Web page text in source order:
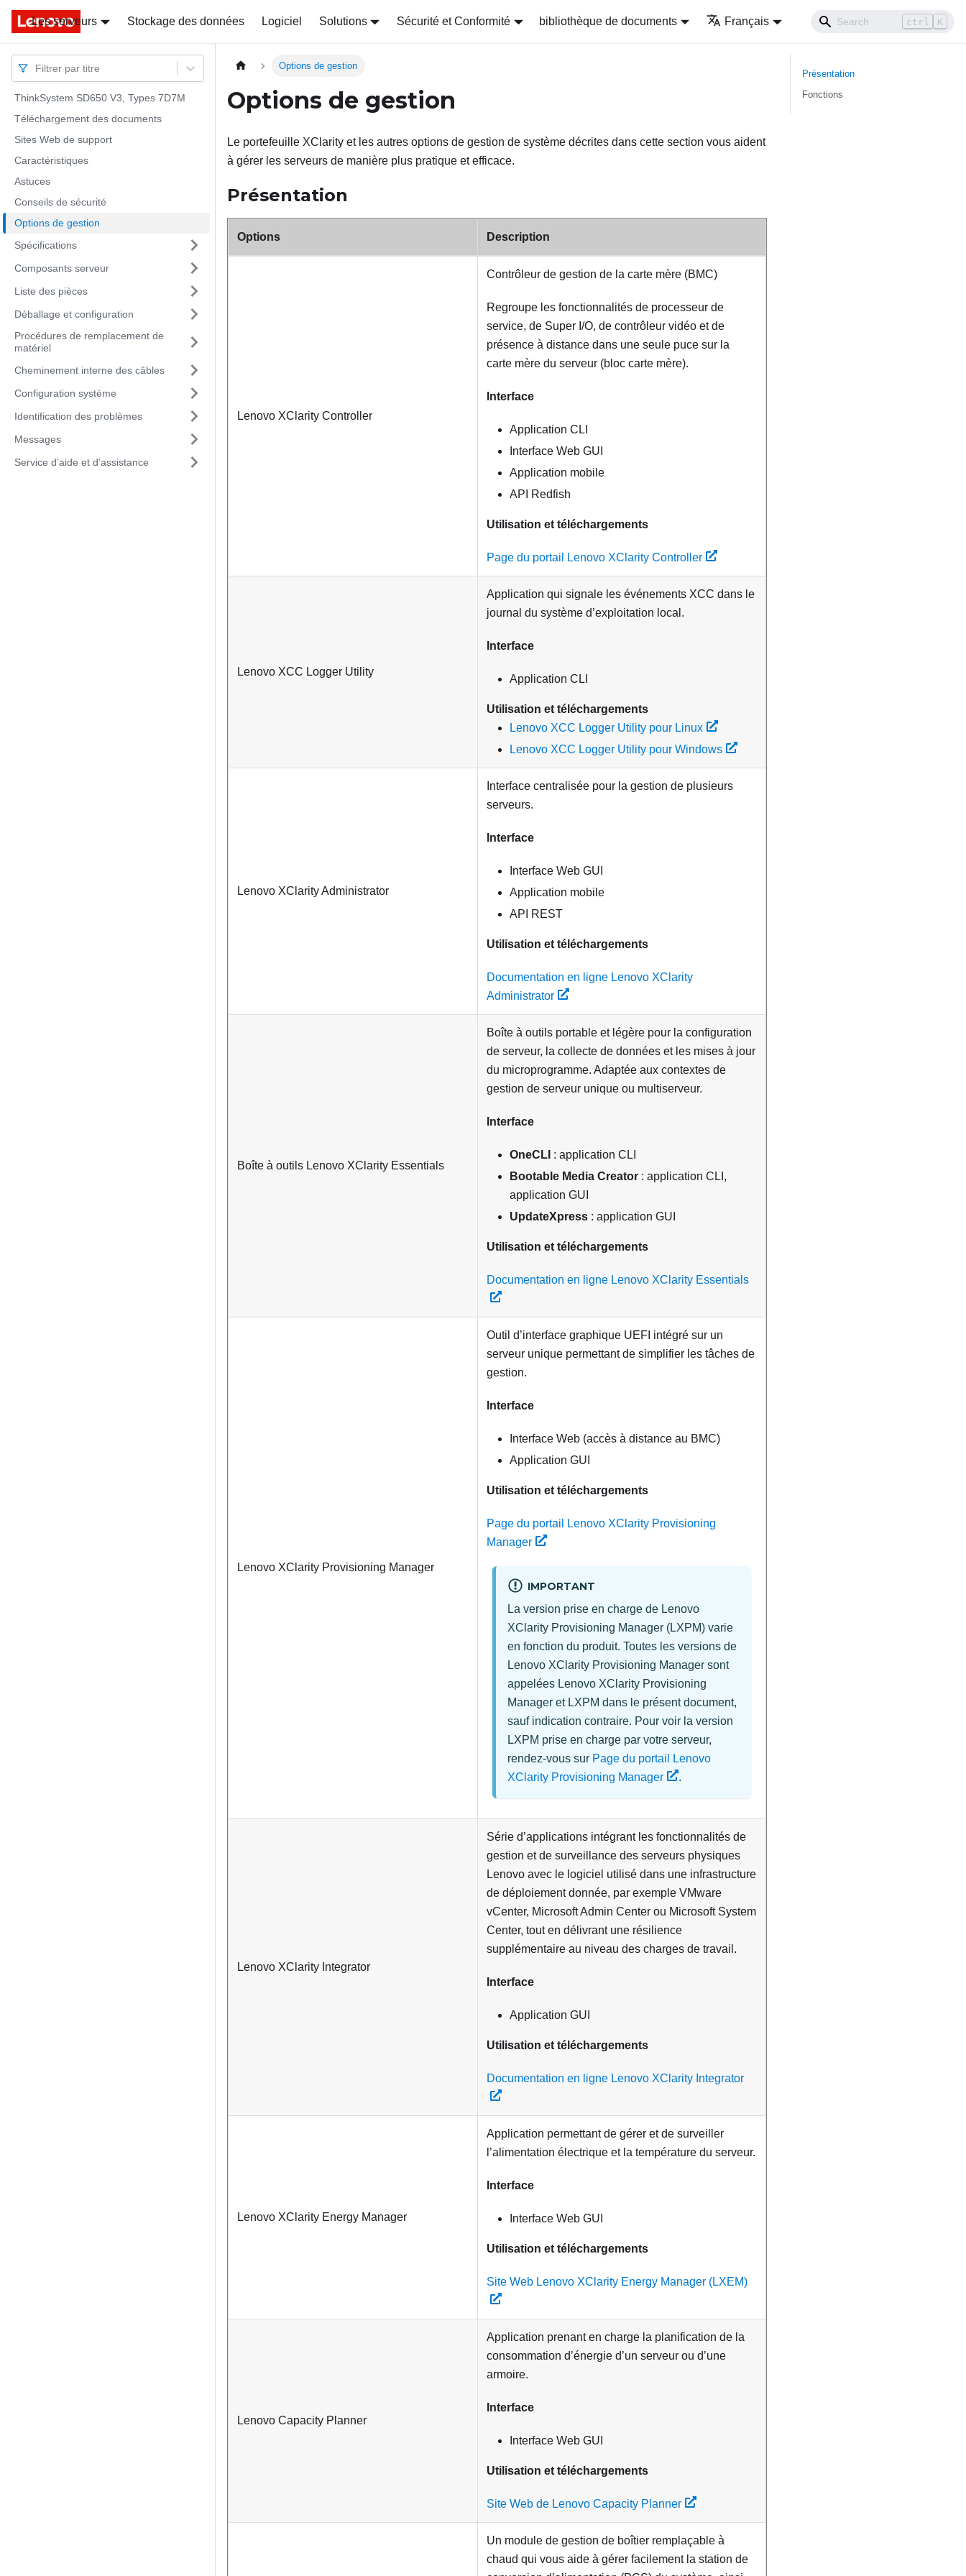
Docs
Les serveurs Stockage des données Logiciel Solutions Sécurité et Conformité bibliothèque de documents Français ctrl K
Docs
Filtrer par titre
ThinkSystem SD650 V3, Types 7D7M
Téléchargement des documents
Sites Web de support
Caractéristiques
Astuces
Conseils de sécurité
Options de gestion
Spécifications
Composants serveur
Liste des pièces
Déballage et configuration
Procédures de remplacement de
matériel
Cheminement interne des câbles
Configuration système
Identification des problèmes
Messages
Service d’aide et d’assistance
Options de gestion
Options de gestion
Le portefeuille XClarity et les autres options de gestion de système décrites dans cette section vous aident
à gérer les serveurs de manière plus pratique et efficace.
Présentation
Options Description
Lenovo XClarity Controller
Contrôleur de gestion de la carte mère (BMC)
Regroupe les fonctionnalités de processeur de
service, de Super I/O, de contrôleur vidéo et de
présence à distance dans une seule puce sur la
carte mère du serveur (bloc carte mère).
Interface
Application CLI
Interface Web GUI
Application mobile
API Redfish
Utilisation et téléchargements
Page du portail Lenovo XClarity Controller
Lenovo XCC Logger Utility
Application qui signale les événements XCC dans le
journal du système d’exploitation local.
Interface
Application CLI
Utilisation et téléchargements
Lenovo XCC Logger Utility pour Linux
Lenovo XCC Logger Utility pour Windows
Lenovo XClarity Administrator
Interface centralisée pour la gestion de plusieurs
serveurs.
Interface
Interface Web GUI
Application mobile
API REST
Utilisation et téléchargements
Documentation en ligne Lenovo XClarity
Administrator
Boîte à outils Lenovo XClarity Essentials
Boîte à outils portable et légère pour la configuration
de serveur, la collecte de données et les mises à jour
du microprogramme. Adaptée aux contextes de
gestion de serveur unique ou multiserveur.
Interface
OneCLI : application CLI
Bootable Media Creator : application CLI,
application GUI
UpdateXpress : application GUI
Utilisation et téléchargements
Documentation en ligne Lenovo XClarity Essentials
Lenovo XClarity Provisioning Manager
Outil d’interface graphique UEFI intégré sur un
serveur unique permettant de simplifier les tâches de
gestion.
Interface
Interface Web (accès à distance au BMC)
Application GUI
Utilisation et téléchargements
Page du portail Lenovo XClarity Provisioning
Manager
IMPORTANT
La version prise en charge de Lenovo
XClarity Provisioning Manager (LXPM) varie
en fonction du produit. Toutes les versions de
Lenovo XClarity Provisioning Manager sont
appelées Lenovo XClarity Provisioning
Manager et LXPM dans le présent document,
sauf indication contraire. Pour voir la version
LXPM prise en charge par votre serveur,
rendez-vous sur Page du portail Lenovo
XClarity Provisioning Manager
.
Lenovo XClarity Integrator
Série d’applications intégrant les fonctionnalités de
gestion et de surveillance des serveurs physiques
Lenovo avec le logiciel utilisé dans une infrastructure
de déploiement donnée, par exemple VMware
vCenter, Microsoft Admin Center ou Microsoft System
Center, tout en délivrant une résilience
supplémentaire au niveau des charges de travail.
Interface
Application GUI
Utilisation et téléchargements
Documentation en ligne Lenovo XClarity Integrator
Lenovo XClarity Energy Manager
Application permettant de gérer et de surveiller
l’alimentation électrique et la température du serveur.
Interface
Interface Web GUI
Utilisation et téléchargements
Site Web Lenovo XClarity Energy Manager (LXEM)
Lenovo Capacity Planner
Application prenant en charge la planification de la
consommation d’énergie d’un serveur ou d’une
armoire.
Interface
Interface Web GUI
Utilisation et téléchargements
Site Web de Lenovo Capacity Planner
Un module de gestion de boîtier remplaçable à
chaud qui vous aide à gérer facilement la station de
Présentation
Fonctions